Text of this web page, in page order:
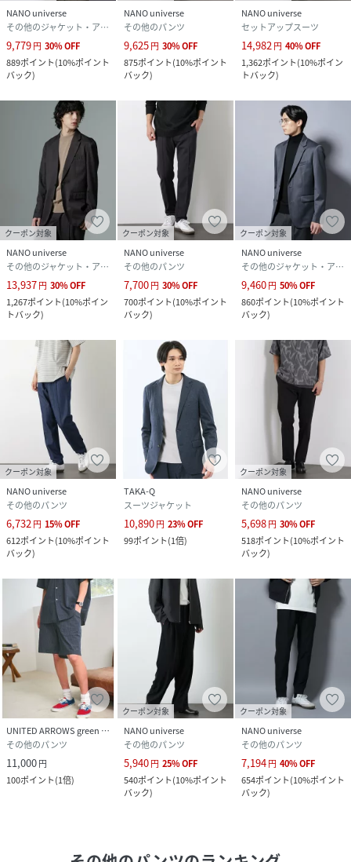
NANO universe
その他のジャケット・アウター
9,779円 30%OFF
889ポイント(10%ポイント
バック)
NANO universe
その他のパンツ
9,625円 30%OFF
875ポイント(10%ポイント
バック)
NANO universe
セットアップスーツ
14,982円 40%OFF
1,362ポイント(10%ポイン
トバック)
クーポン対象
NANO universe
その他のジャケット・アウター
13,937円 30%OFF
1,267ポイント(10%ポイン
トバック)
クーポン対象
NANO universe
その他のパンツ
7,700円 30%OFF
700ポイント(10%ポイント
バック)
クーポン対象
NANO universe
その他のジャケット・アウター
9,460円 50%OFF
860ポイント(10%ポイント
バック)
クーポン対象
NANO universe
その他のパンツ
6,732円 15%OFF
612ポイント(10%ポイント
バック)
TAKA-Q
スーツジャケット
10,890円 23%OFF
99ポイント(1倍)
クーポン対象
NANO universe
その他のパンツ
5,698円 30%OFF
518ポイント(10%ポイント
バック)
UNITED ARROWS green label relaxing
その他のパンツ
11,000円
100ポイント(1倍)
クーポン対象
NANO universe
その他のパンツ
5,940円 25%OFF
540ポイント(10%ポイント
バック)
クーポン対象
NANO universe
その他のパンツ
7,194円 40%OFF
654ポイント(10%ポイント
バック)